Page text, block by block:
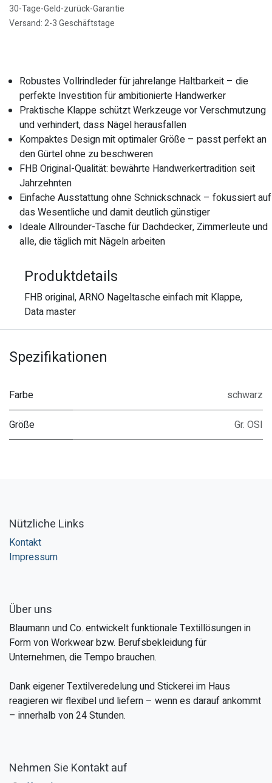
30-Tage-Geld-zurück-Garantie
Versand: 2-3 Geschäftstage
Robustes Vollrindleder für jahrelange Haltbarkeit – die
perfekte Investition für ambitionierte Handwerker
Praktische Klappe schützt Werkzeuge vor Verschmutzung
und verhindert, dass Nägel herausfallen
Kompaktes Design mit optimaler Größe – passt perfekt an
den Gürtel ohne zu beschweren
FHB Original-Qualität: bewährte Handwerkertradition seit
Jahrzehnten
Einfache Ausstattung ohne Schnickschnack – fokussiert auf
das Wesentliche und damit deutlich günstiger
Ideale Allrounder-Tasche für Dachdecker, Zimmerleute und
alle, die täglich mit Nägeln arbeiten
Produktdetails
FHB original, ARNO Nageltasche einfach mit Klappe,
Data master
Spezifikationen
Farbe schwarz
Größe Gr. OSI
Nützliche Links
Kontakt
Impressum
Über uns
Blaumann und Co. entwickelt funktionale Textillösungen in
Form von Workwear bzw. Berufsbekleidung für
Unternehmen, die Tempo brauchen.
Dank eigener Textilveredelung und Stickerei im Haus
reagieren wir flexibel und liefern – wenn es darauf ankommt
– innerhalb von 24 Stunden.
Nehmen Sie Kontakt auf